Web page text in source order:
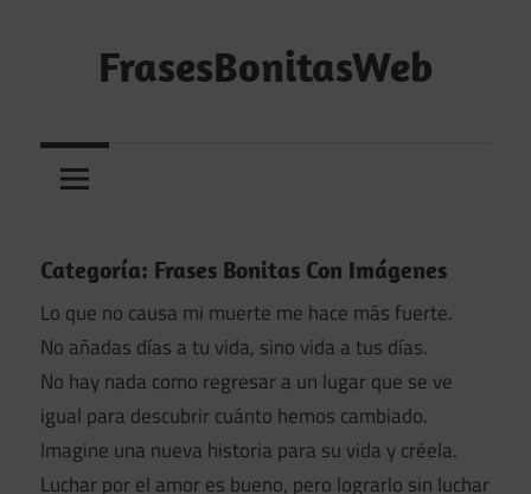
contenidoFrasesBonitasWeb
bonitas,
frases
y
frases
de
reflexión
diarias
Categoría: Frases Bonitas Con Imágenes
Lo que no causa mi muerte me hace más fuerte.
No añadas días a tu vida, sino vida a tus días.
No hay nada como regresar a un lugar que se ve
igual para descubrir cuánto hemos cambiado.
Imagine una nueva historia para su vida y créela.
Luchar por el amor es bueno, pero lograrlo sin luchar